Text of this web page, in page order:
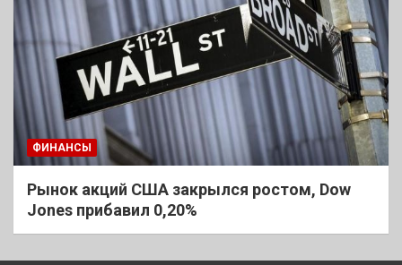
ФИНАНСЫ
Рынок акций США закрылся ростом, Dow
Jones прибавил 0,20%